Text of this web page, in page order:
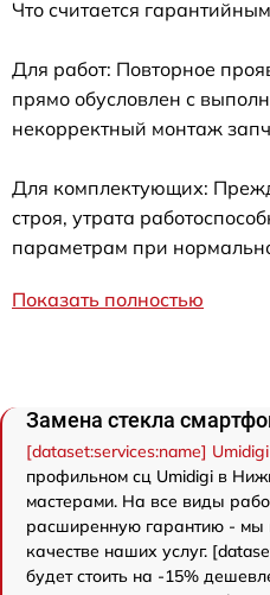
Что считается
Для работ: Повторное
прямо обусловлен с
некорректный монтаж
Для комплектующих:
строя, утрата
параметрам при
Показать полностью
Замена стекла
[dataset:services:name]
профильном сц Umidigi в
мастерами. На все виды
расширенную гарантию - мы
качестве наших услуг.
будет стоить на -15%